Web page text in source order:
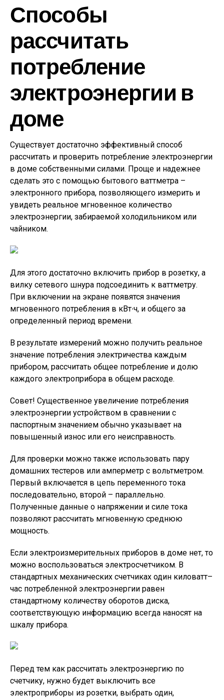
Способы
рассчитать
потребление
электроэнергии в
доме
Существует достаточно эффективный способ
рассчитать и проверить потребление электроэнергии
в доме собственными силами. Проще и надежнее
сделать это с помощью бытового ваттметра –
электронного прибора, позволяющего измерить и
увидеть реальное мгновенное количество
электроэнергии, забираемой холодильником или
чайником.
Для этого достаточно включить прибор в розетку, а
вилку сетевого шнура подсоединить к ваттметру.
При включении на экране появятся значения
мгновенного потребления в кВт∙ч, и общего за
определенный период времени.
В результате измерений можно получить реальное
значение потребления электричества каждым
прибором, рассчитать общее потребление и долю
каждого электроприбора в общем расходе.
Совет! Существенное увеличение потребления
электроэнергии устройством в сравнении с
паспортным значением обычно указывает на
повышенный износ или его неисправность.
Для проверки можно также использовать пару
домашних тестеров или амперметр с вольтметром.
Первый включается в цепь переменного тока
последовательно, второй – параллельно.
Полученные данные о напряжении и силе тока
позволяют рассчитать мгновенную среднюю
мощность.
Если электроизмерительных приборов в доме нет, то
можно воспользоваться электросчетчиком. В
стандартных механических счетчиках один киловатт–
час потребленной электроэнергии равен
стандартному количеству оборотов диска,
соответствующую информацию всегда наносят на
шкалу прибора.
Перед тем как рассчитать электроэнергию по
счетчику, нужно будет выключить все
электроприборы из розетки, выбрать один,